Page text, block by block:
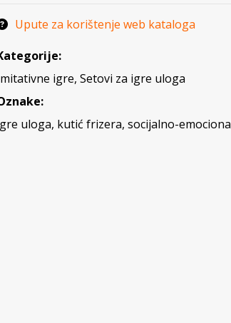
Upute za korištenje web kataloga
igre, Setovi za igre uloga
uloga, kutić frizera, socijalno-